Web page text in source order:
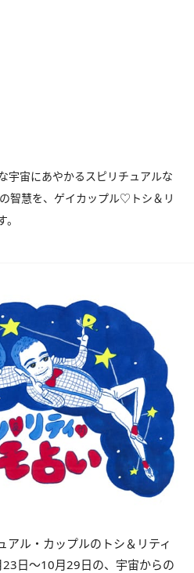
宇宙にあやかるスピリチュアルな
智慧を、ゲイカップル♡トシ＆リ
ル・カップルのトシ＆リティ
23日〜10月29日の、宇宙からの